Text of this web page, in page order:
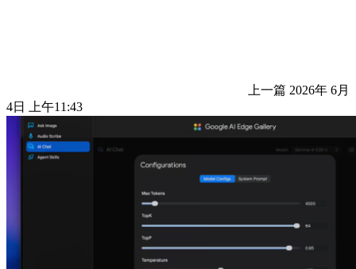
上一篇 2026年 6月
4日 上午11:43